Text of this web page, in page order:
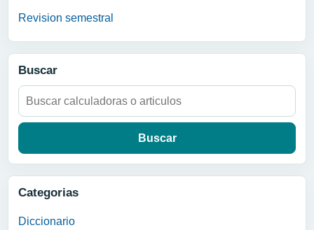
Revision semestral
Buscar
Buscar:
Categorias
Diccionario